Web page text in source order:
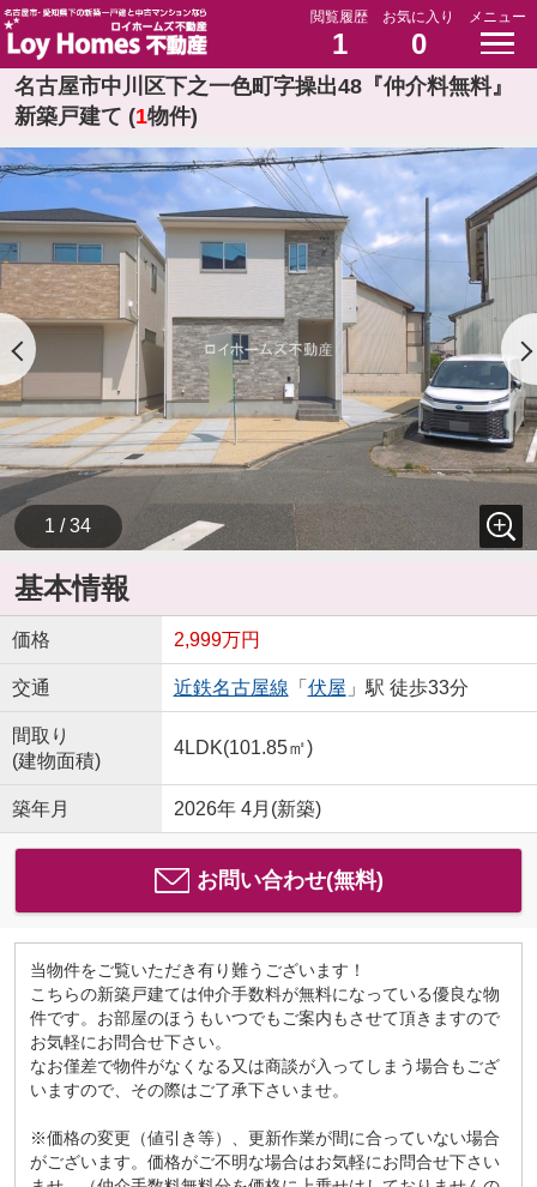
閲覧履歴
1
お気に入り
0
メニュー
名古屋市中川区下之一色町字操出48『仲介料無料』
新築戸建て (1物件)
1 / 34
基本情報
価格 2,999万円
交通 近鉄名古屋線 「 伏屋 」駅 徒歩33分
間取り
(建物面積)
4LDK(101.85㎡)
築年月 2026年 4月(新築)
お問い合わせ(無料)
当物件をご覧いただき有り難うございます！
こちらの新築戸建ては仲介手数料が無料になっている優良な物
件です。お部屋のほうもいつでもご案内もさせて頂きますので
お気軽にお問合せ下さい。
なお僅差で物件がなくなる又は商談が入ってしまう場合もござ
いますので、その際はご了承下さいませ。
※価格の変更（値引き等）、更新作業が間に合っていない場合
がございます。価格がご不明な場合はお気軽にお問合せ下さい